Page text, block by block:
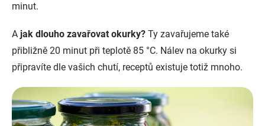
minut.
A jak dlouho zavařovat okurky? Ty zavařujeme také
přibližně 20 minut při teplotě 85 °C. Nálev na okurky si
připravíte dle vašich chutí, receptů existuje totiž mnoho.